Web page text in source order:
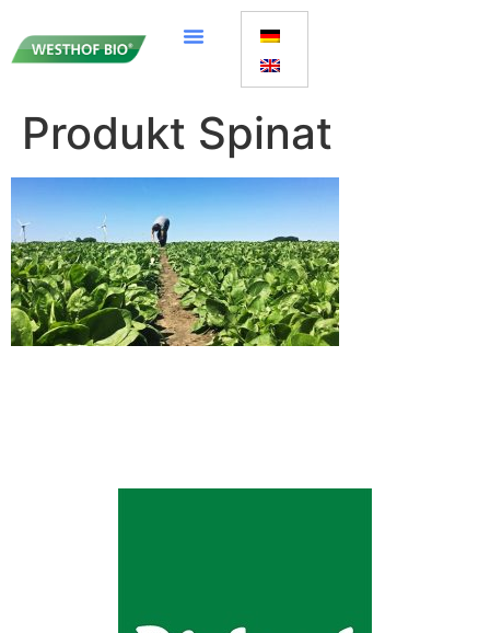
Produkt Spinat